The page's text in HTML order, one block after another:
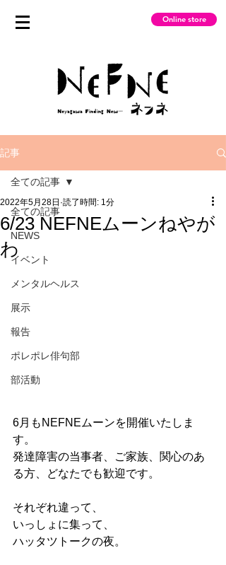
Online store
記事
全ての記事
NEWS
イベント
メンタルヘルス
展示
報告
ポレポレ俳句部
部活動
全ての記事
6/23 NEFNEムーンねやが
わ
2022年5月28日 読了時間: 1分
6月もNEFNEムーンを開催いたしま
す。
発達障害の当事者、ご家族、関心のあ
る方、どなたでも歓迎です。
それぞれ違って、
いっしょに集って、
ハッタツトークの夜。